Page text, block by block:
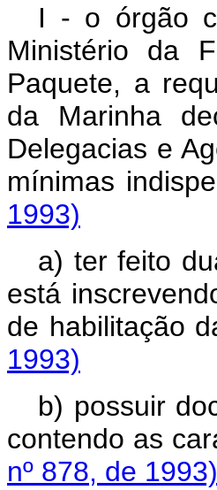
I - o órgão
Ministério da
Paquete, a
da Marinha
Delegacias e
mínimas
1993)
a) ter feito
está
de habilitação
1993)
b) possuir
contendo as
nº 878, de 1993)